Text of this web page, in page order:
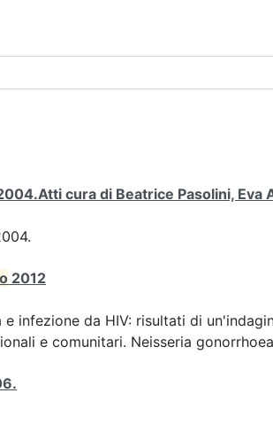
cura di Beatrice Pasolini, Eva
2012
infezione da HIV: risultati di
e comunitari. Neisseria